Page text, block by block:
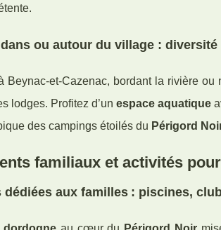
ou autour du village :
Beynac-et-Cazenac, bordant la rivière ou
lodges. Profitez d’unespace aquatique
des campings étoilés du Périgord
familiaux et activités
dédiées aux familles : piscines,